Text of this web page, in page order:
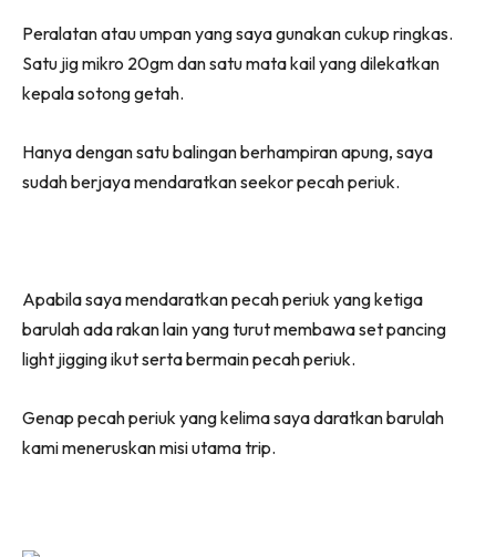
Peralatan atau umpan yang saya gunakan cukup ringkas.
Satu jig mikro 20gm dan satu mata kail yang dilekatkan
kepala sotong getah.
Hanya dengan satu balingan berhampiran apung, saya
sudah berjaya mendaratkan seekor pecah periuk.
Apabila saya mendaratkan pecah periuk yang ketiga
barulah ada rakan lain yang turut membawa set pancing
light jigging ikut serta bermain pecah periuk.
Genap pecah periuk yang kelima saya daratkan barulah
kami meneruskan misi utama trip.